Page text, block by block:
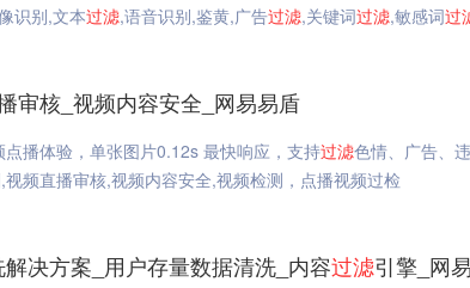
识别,文本过滤,语音识别,鉴黄,广告过滤,关键词过滤,敏感词过
审核_视频内容安全_网易易盾
播体验，单张图片0.12s 最快响应，支持过滤色情、广告、
频直播审核,视频内容安全,视频检测，点播视频过检
决方案_用户存量数据清洗_内容过滤引擎_网